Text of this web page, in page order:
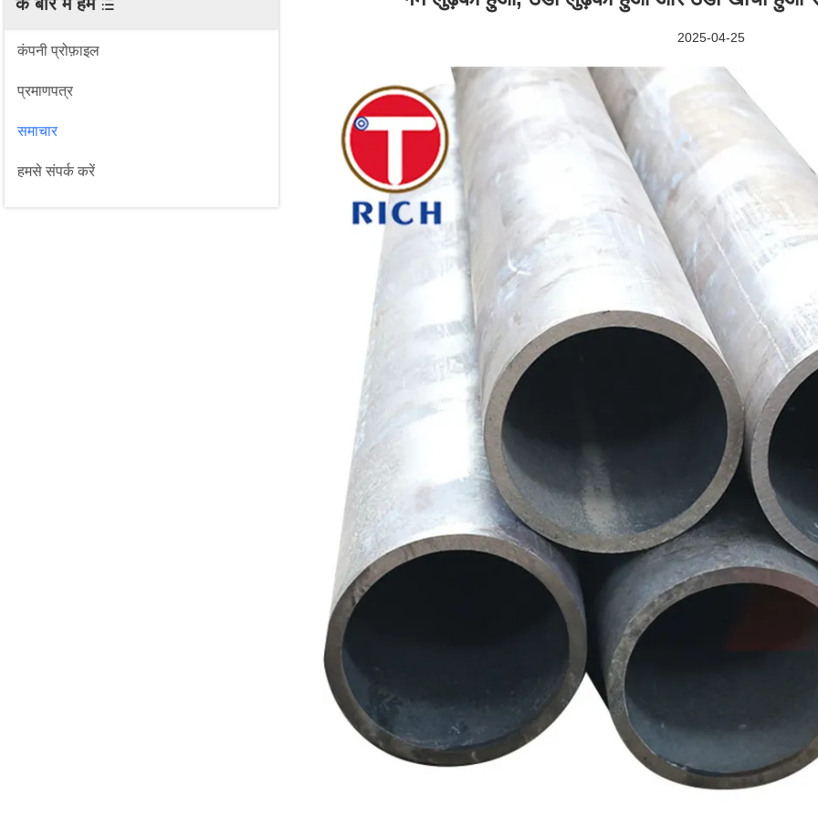
कंपनी प्रोफ़ाइल
प्रमाणपत्र
समाचार
हमसे संपर्क करें
2025-04-25